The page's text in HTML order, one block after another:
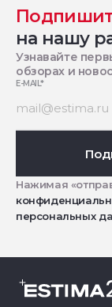
на нашу
Узнавайте
обзорах и
E-MAIL*
Нажимая
персональных